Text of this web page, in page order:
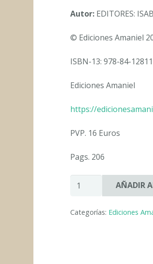
Autor:EDITORES:
© Ediciones Amaniel
ISBN-13: 978-84-
Ediciones Amaniel
https://
PVP. 16 Euros
Pags. 206
QUINCE
LAZOS
UN
AÑADIR
Categorías: Ediciones